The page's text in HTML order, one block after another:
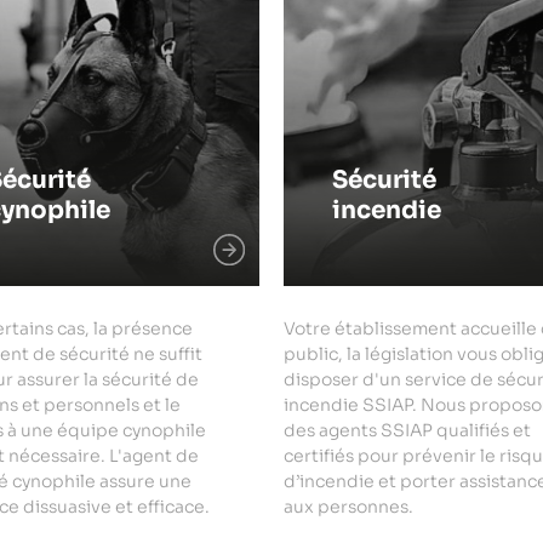
cas, la présence
de sécurité ne suffit
assurer la sécurité de
et personnels et le
à une équipe cynophile
nécessaire. L'agent de
cynophile assure une
dissuasive et efficace.
Sécurité
incendie
Votre établissement accueille
public, la législation vous
disposer d'un service de
incendie SSIAP. Nous
des agents SSIAP qualifiés et
certifiés pour prévenir le
d’incendie et porter
aux personnes.